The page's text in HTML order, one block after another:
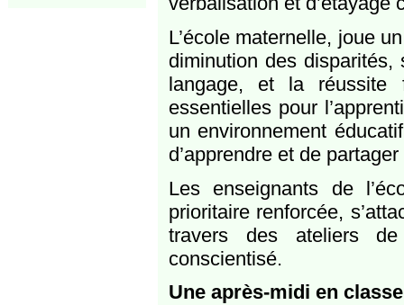
L’école maternelle, joue
diminution des disparités,
langage, et la réussite
essentielles pour
un environnement
d’apprendre et de
Les enseignants de
prioritaire renforcée,
travers des ateliers de
conscientisé.
Une après-midi en